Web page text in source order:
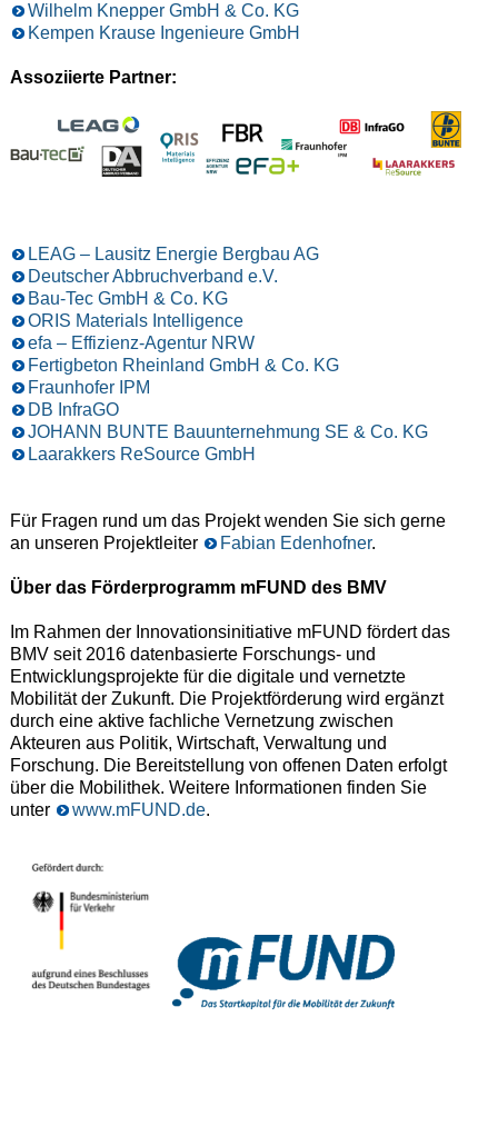
Wilhelm Knepper GmbH & Co. KG
Kempen Krause Ingenieure GmbH
Assoziierte Partner:
LEAG – Lausitz Energie Bergbau AG
Deutscher Abbruchverband e.V.
Bau-Tec GmbH & Co. KG
ORIS Materials Intelligence
efa – Effizienz-Agentur NRW
Fertigbeton Rheinland GmbH & Co. KG
Fraunhofer IPM
DB InfraGO
JOHANN BUNTE Bauunternehmung SE & Co. KG
Laarakkers ReSource GmbH
Für Fragen rund um das Projekt wenden Sie sich gerne
an unseren Projektleiter
Fabian Edenhofner.
Über das Förderprogramm mFUND des BMV
Im Rahmen der Innovationsinitiative mFUND fördert das
BMV seit 2016 datenbasierte Forschungs- und
Entwicklungsprojekte für die digitale und vernetzte
Mobilität der Zukunft. Die Projektförderung wird ergänzt
durch eine aktive fachliche Vernetzung zwischen
Akteuren aus Politik, Wirtschaft, Verwaltung und
Forschung. Die Bereitstellung von offenen Daten erfolgt
über die Mobilithek. Weitere Informationen finden Sie
unter
www.mFUND.de.